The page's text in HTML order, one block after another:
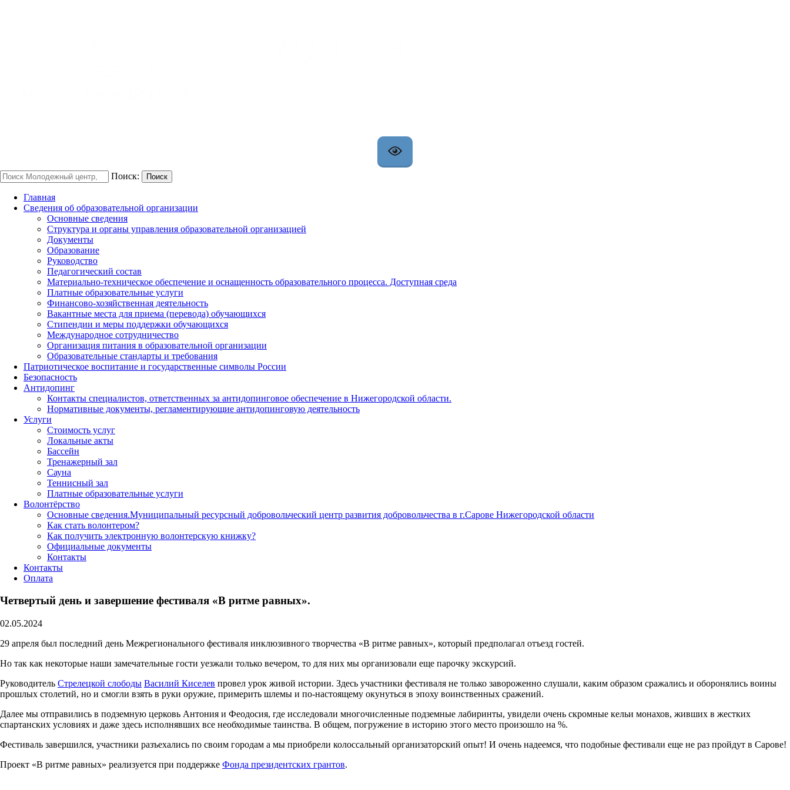
Поиск: Поиск
Главная
Сведения об образовательной организации
Основные сведения
Структура и органы управления образовательной организацией
Документы
Образование
Руководство
Педагогический состав
Материально-техническое обеспечение и оснащенность образовательного процесса. Доступная среда
Платные образовательные услуги
Финансово-хозяйственная деятельность
Вакантные места для приема (перевода) обучающихся
Стипендии и меры поддержки обучающихся
Международное сотрудничество
Организация питания в образовательной организации
Образовательные стандарты и требования
Патриотическое воспитание и государственные символы России
Безопасность
Антидопинг
Контакты специалистов, ответственных за антидопинговое обеспечение в Нижегородской области.
Нормативные документы, регламентирующие антидопинговую деятельность
Услуги
Стоимость услуг
Локальные акты
Бассейн
Тренажерный зал
Сауна
Теннисный зал
Платные образовательные услуги
Волонтёрство
Основные сведения.Муниципальный ресурсный добровольческий центр развития добровольчества в г.Сарове Нижегородской области
Как стать волонтером?
Как получить электронную волонтерскую книжку?
Официальные документы
Контакты
Контакты
Оплата
Четвертый день и завершение фестиваля «В ритме равных».
02.05.2024
29 апреля был последний день Межрегионального фестиваля инклюзивного творчества «В ритме равных», который предполагал отъезд гостей.
Но так как некоторые наши замечательные гости уезжали только вечером, то для них мы организовали еще парочку экскурсий.
Руководитель Стрелецкой слободы Василий Киселев провел урок живой истории. Здесь участники фестиваля не только завороженно слушали, каким образом сражались и оборонялись воины
прошлых столетий, но и смогли взять в руки оружие, примерить шлемы и по-настоящему окунуться в эпоху воинственных сражений.
Далее мы отправились в подземную церковь Антония и Феодосия, где исследовали многочисленные подземные лабиринты, увидели очень скромные кельи монахов, живших в жестких
спартанских условиях и даже здесь исполнявших все необходимые таинства. В общем, погружение в историю этого место произошло на %.
Фестиваль завершился, участники разъехались по своим городам а мы приобрели колоссальный организаторский опыт! И очень надеемся, что подобные фестивали еще не раз пройдут в Сарове!
Проект «В ритме равных» реализуется при поддержке Фонда президентских грантов.